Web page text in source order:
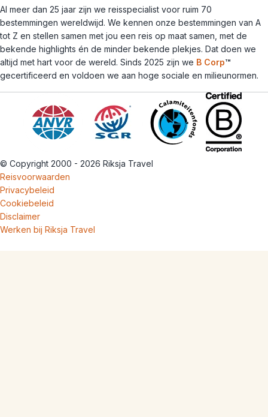
Al meer dan 25 jaar zijn we reisspecialist voor ruim 70
bestemmingen wereldwijd. We kennen onze bestemmingen van A
tot Z en stellen samen met jou een reis op maat samen, met de
bekende highlights én de minder bekende plekjes. Dat doen we
altijd met hart voor de wereld. Sinds 2025 zijn we B Corp™
gecertificeerd en voldoen we aan hoge sociale en milieunormen.
© Copyright 2000 - 2026 Riksja Travel
Reisvoorwaarden
Privacybeleid
Cookiebeleid
Disclaimer
Werken bij Riksja Travel